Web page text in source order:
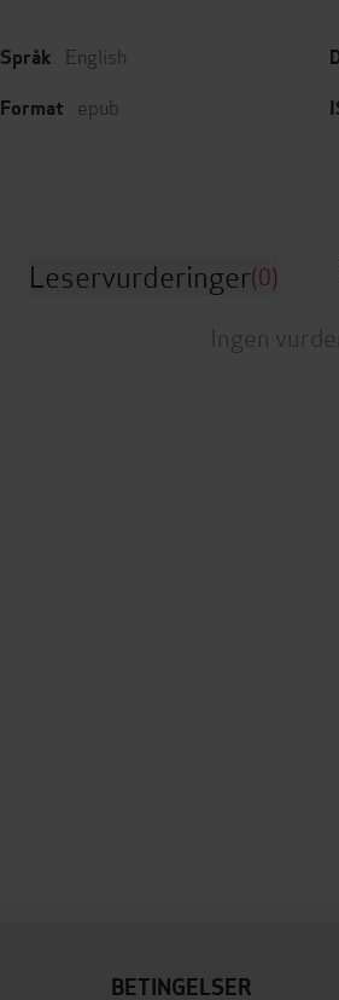
Språk English
Format epub
Leservurderinger(0)
Ingen
BETINGELSER